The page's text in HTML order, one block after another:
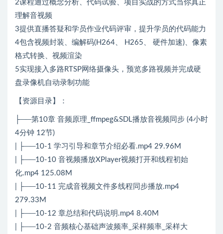
2课程通过概念分析、代码试验、项目实战的方式当你真正
理解音视频
3提供直播答疑和学员作业代码评审，提升学员的代码能力
4包含视频封装、编解码(H264、 H265、 硬件加速)、像素
格式转换、视频渲染
5实现接入多路RTSP网络摄像头，预览多路视频并完成硬
盘录像机自动录制功能
【资源目录】：
├──第10章 音频原理_ffmpeg&SDL播放音视频同步 (4小时
4分钟 12节)
| ├──10-1 学习引导和章节介绍必看.mp4 29.96M
| ├──10-10 音视频播放XPlayer视频打开和线程初始
化.mp4 125.08M
| ├──10-11 完成音视频文件多线程同步播放.mp4
279.33M
| ├──10-12 章总结和代码说明.mp4 8.40M
| ├──10-2 音频核心基础声波频率_采样频率_采样大